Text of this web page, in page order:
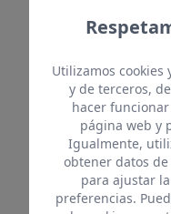
Utilizamos
y de terceros,
hacer
página web y
Igualmente,
obtener datos
para ajustar
preferencias.